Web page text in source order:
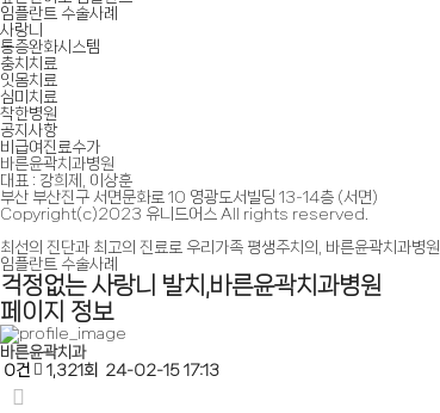
임플란트 수술사례
사랑니
통증완화시스템
충치치료
잇몸치료
심미치료
착한병원
공지사항
비급여진료수가
바른윤곽치과병원
대표 : 강희제, 이상훈
부산 부산진구 서면문화로 10 영광도서빌딩 13-14층 (서면)
Copyright(c)2023 유니드어스 All rights reserved.
최선의 진단과 최고의 진료로 우리가족 평생주치의, 바른윤곽치과병원
임플란트 수술사례
걱정없는 사랑니 발치,바른윤곽치과병원
페이지 정보
바른윤곽치과
0건
1,321회 24-02-15 17:13